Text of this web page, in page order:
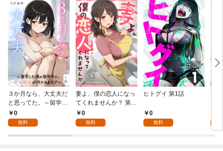
３か月なら、大丈夫だ
と思ってた。～留学し
た僕の留守中に、一途
な彼女が汚されるまで
0
無料
妻よ、僕の恋人になっ
てくれませんか？ 第1
話0
無料
ヒトグイ 第1話
0
無料
世